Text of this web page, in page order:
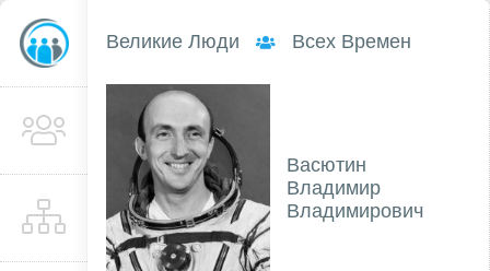
Великие Люди Всех Времен
Васютин
Владимир
Владимирович